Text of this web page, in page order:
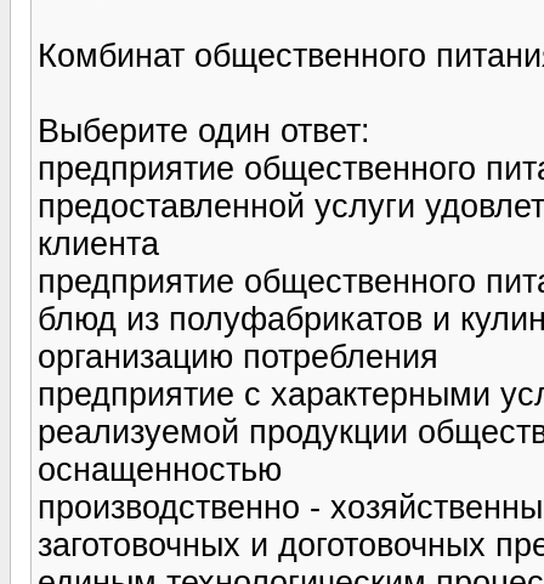
Комбинат общественного
Выберите один ответ:
предприятие общественного
предоставленной услуги
клиента
предприятие общественного
блюд из полуфабрикатов и
организацию потребления
предприятие с характерными
реализуемой продукции
оснащенностью
производственно -
заготовочных и доготовочных